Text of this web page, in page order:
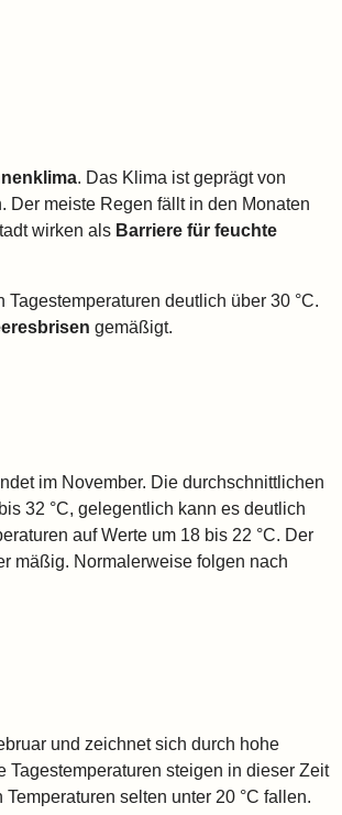
. Das Klima ist geprägt von
Der meiste Regen fällt in den Monaten
wirken als Barriere für feuchte
Tagestemperaturen deutlich über 30 °C.
gemäßigt.
im November. Die durchschnittlichen
32 °C, gelegentlich kann es deutlich
auf Werte um 18 bis 22 °C. Der
mäßig. Normalerweise folgen nach
und zeichnet sich durch hohe
Tagestemperaturen steigen in dieser Zeit
selten unter 20 °C fallen.